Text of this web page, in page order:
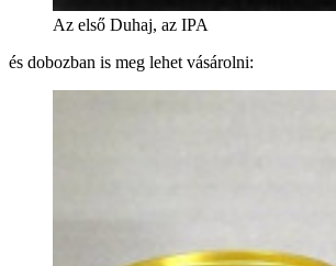
Az első Duhaj, az IPA
és dobozban is meg lehet vásárolni: